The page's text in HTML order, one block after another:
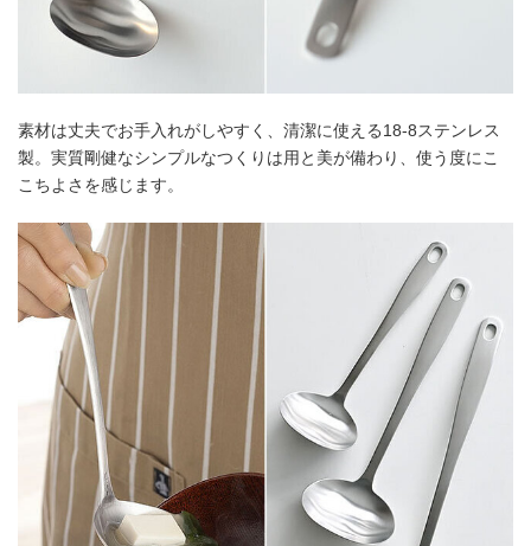
素材は丈夫でお手入れがしやすく、清潔に使える18-8ステンレス
製。実質剛健なシンプルなつくりは用と美が備わり、使う度にこ
こちよさを感じます。